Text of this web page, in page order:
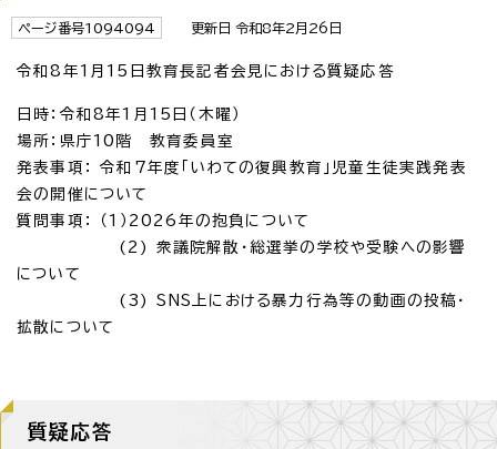
ページ番号1094094 更新日 令和8年2月26日
令和8年1月15日教育長記者会見における質疑応答
日時：令和8年1月15日（木曜）
場所：県庁10階 教育委員室
発表事項： 令和7年度「いわての復興教育」児童生徒実践発表
会の開催について
質問事項： （1）2026年の抱負について
(2) 衆議院解散・総選挙の学校や受験への影響
について
(3) SNS上における暴力行為等の動画の投稿・
拡散について
質疑応答